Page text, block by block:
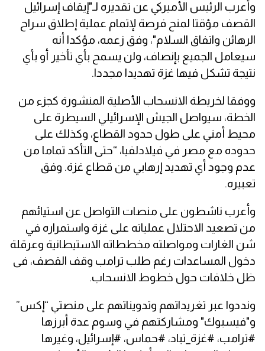
وأعرب الرئيس الأميركي عن تقديره لـ"إيقاف إسرائيل
القصف مؤقتا لمنح فرصة لإتمام عملية إطلاق سراح
الرهائن واتفاق السلام"، وفق زعمه، مؤكدا أنه
سيعامل الجميع بإنصاف، ولن يسمح بأي تأخير أو بأي
نتيجة تشكل فيها غزة تهديدا مجددا.
ووفقا لخريطة الانسحاب الأصلية المنشورة كجزء من
الخطة، سيواصل الجيش الإسرائيلي السيطرة على
محيط أمني على طول حدود القطاع، وكذلك على
حدوده مع مصر في فيلادلفيا، “حتى التأكد تماما من
عدم وجود أي تهديد إرهابي من قطاع غزة. وفق
تعبيره.
وأعرب ناشطون على منصات التواصل عن استيائهم
من تصعيد الاحتلال عملياته على غزة واستمراره في
شن الغارات ومواصلته مخططاته الاستيطانية وعرقلة
دخول المساعدات رغم طلب ترامب وقف القصف، فى
ظل خلافات حول خطوط الانسحاب.
ونددوا عبر تغريداتهم وتدويناتهم على منصتي “إكس”
و"فيسبوك" ومشاركتهم في وسوم عدة أبرزها
#ترامب، #غزة_تباد، #حماس، #إسرائيل، وغيرها